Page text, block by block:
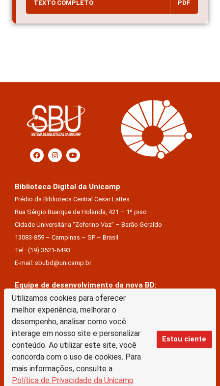
Utilizamos cookies para oferecer
melhor experiência, melhorar o
desempenho, analisar como você
interage em nosso site e personalizar
conteúdo. Ao utilizar este site, você
concorda com o uso de cookies. Para
mais informações, consulte a
Política de Privacidade da Unicamp
Estou ciente
TEXTO COMPLETO PDF
Biblioteca Digital da Unicamp
Prédio da Biblioteca Central Cesar Lattes
Rua Sérgio Buarque de Holanda, 421 – 1º piso
Cidade Universitária “Zeferino Vaz” – Barão Geraldo
13083-859 – Campinas – SP – Brasil
Tel.: (19) 3521-6493
E-mail: sbubd@unicamp.br
Equipe de desenvolvimento da nova BD:
Keite Aparecida Duarte
Márcio Vinícius De Jesus Almeida
Saul Victor De Castro E Silva
A Biblioteca Digital da Unicamp está licenciado com uma Licença Creative Commons –
Atribuição Sem Derivações 4.0 Internacional